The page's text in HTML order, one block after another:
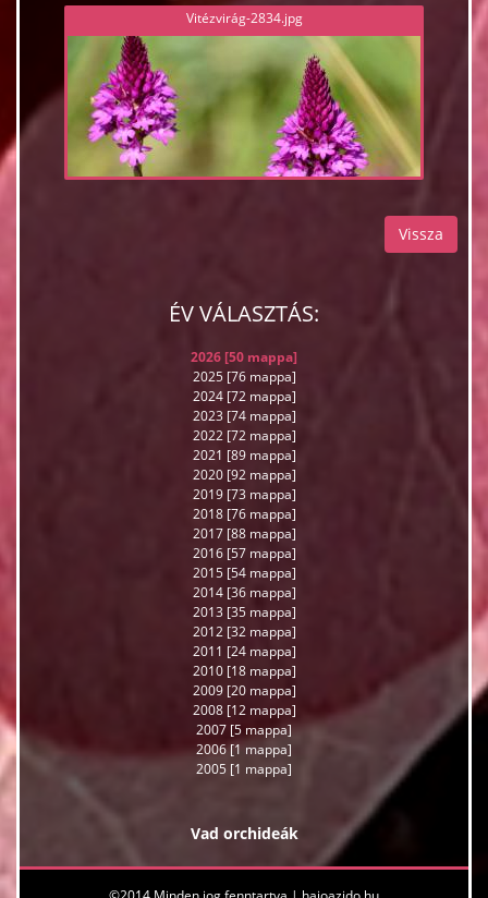
Vitézvirág-2834.jpg
Vissza
ÉV VÁLASZTÁS:
2026 [50 mappa]
2025 [76 mappa]
2024 [72 mappa]
2023 [74 mappa]
2022 [72 mappa]
2021 [89 mappa]
2020 [92 mappa]
2019 [73 mappa]
2018 [76 mappa]
2017 [88 mappa]
2016 [57 mappa]
2015 [54 mappa]
2014 [36 mappa]
2013 [35 mappa]
2012 [32 mappa]
2011 [24 mappa]
2010 [18 mappa]
2009 [20 mappa]
2008 [12 mappa]
2007 [5 mappa]
2006 [1 mappa]
2005 [1 mappa]
Vad orchideák